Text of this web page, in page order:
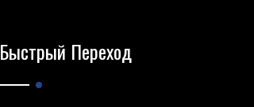
Быстрый Переход